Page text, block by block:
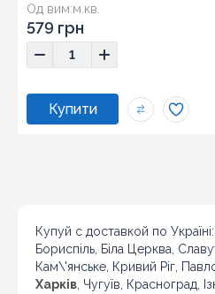
Од вим:м.кв.
Розмір:42x42
579 грн
Купуй с доставкой по Україні:
Бориспіль, Біла Церква,
Кам\'янське, Кривий Ріг,
Харків, Чугуїв, Красноград,